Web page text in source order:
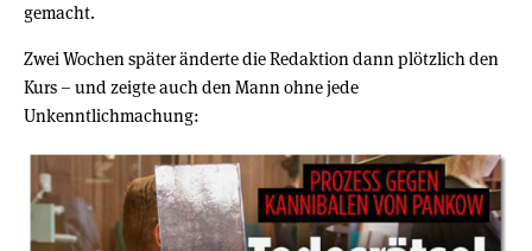
gemacht.
Zwei Wochen später änderte die Redaktion dann plötzlich den
Kurs – und zeigte auch den Mann ohne jede
Unkenntlichmachung: